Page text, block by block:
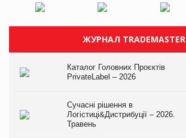
ЖУРНАЛ TRADEMASTER
Каталог Головних Проєктів
PrivateLabel – 2026
Сучасні рішення в
Логістиці&Дистрибуції – 2026.
Травень